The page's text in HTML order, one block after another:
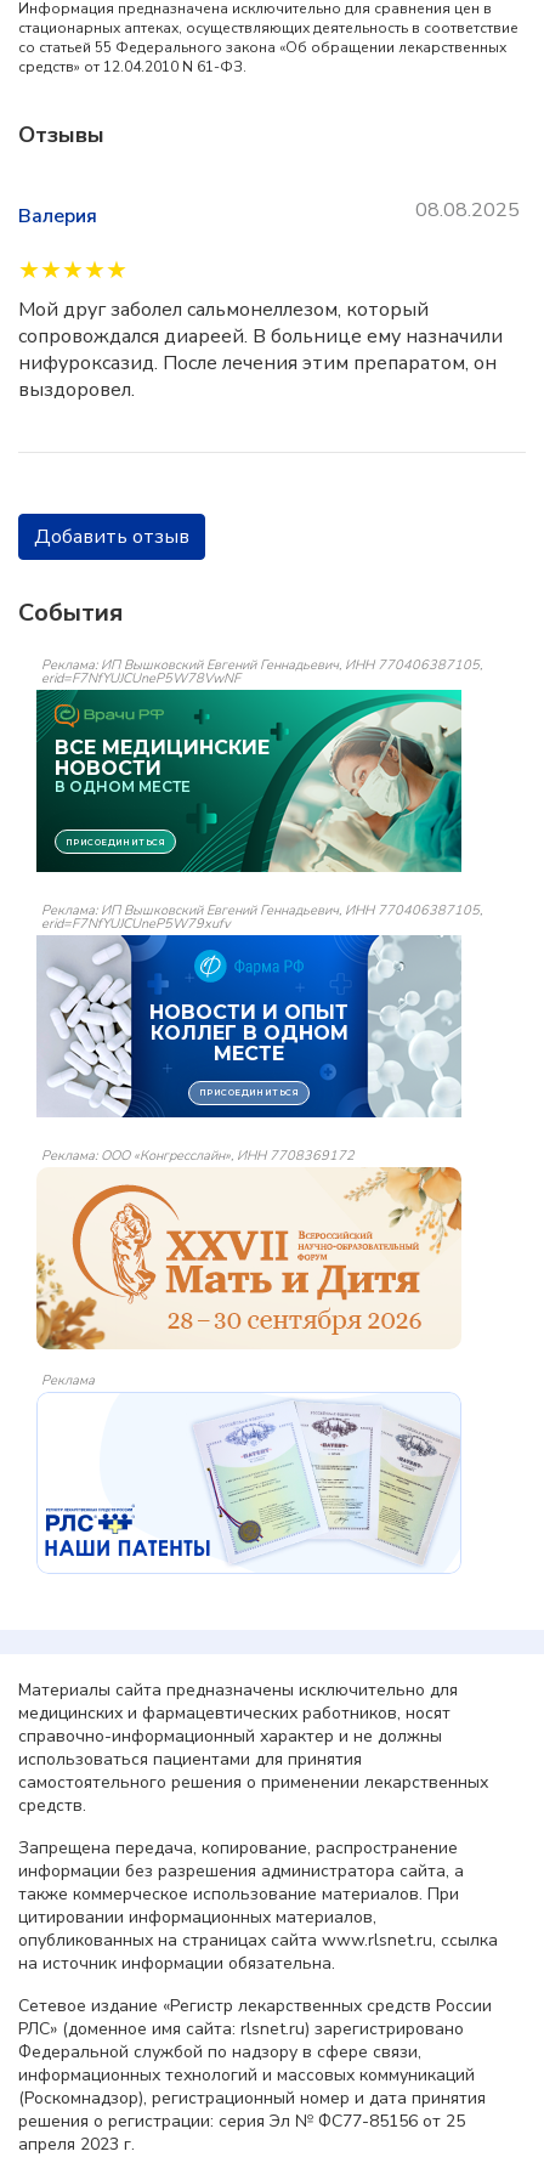
Информация предназначена исключительно для сравнения цен в
стационарных аптеках, осуществляющих деятельность в соответствие
со статьей 55 Федерального закона «Об обращении лекарственных
средств» от 12.04.2010 N 61-ФЗ.
Отзывы
Валерия 08.08.2025
★
★
★
★
★
Мой друг заболел сальмонеллезом, который
сопровождался диареей. В больнице ему назначили
нифуроксазид. После лечения этим препаратом, он
выздоровел.
Добавить отзыв
События
Реклама: ИП Вышковский Евгений Геннадьевич, ИНН 770406387105,
erid=F7NfYUJCUneP5W78VwNF
Реклама: ИП Вышковский Евгений Геннадьевич, ИНН 770406387105,
erid=F7NfYUJCUneP5W79xufv
Реклама: ООО «Конгресслайн», ИНН 7708369172
Реклама
Материалы сайта предназначены исключительно для
медицинских и фармацевтических работников, носят
справочно-информационный характер и не должны
использоваться пациентами для принятия
самостоятельного решения о применении лекарственных
средств.
Запрещена передача, копирование, распространение
информации без разрешения администратора сайта, а
также коммерческое использование материалов. При
цитировании информационных материалов,
опубликованных на страницах сайта www.rlsnet.ru, ссылка
на источник информации обязательна.
Сетевое издание «Регистр лекарственных средств России
РЛС» (доменное имя сайта: rlsnet.ru) зарегистрировано
Федеральной службой по надзору в сфере связи,
информационных технологий и массовых коммуникаций
(Роскомнадзор), регистрационный номер и дата принятия
решения о регистрации: серия Эл № ФС77-85156 от 25
апреля 2023 г.